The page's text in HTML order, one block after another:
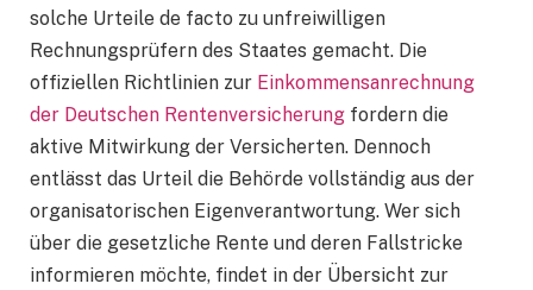
solche Urteile de facto zu unfreiwilligen
Rechnungsprüfern des Staates gemacht. Die
offiziellen Richtlinien zur Einkommensanrechnung
der Deutschen Rentenversicherung fordern die
aktive Mitwirkung der Versicherten. Dennoch
entlässt das Urteil die Behörde vollständig aus der
organisatorischen Eigenverantwortung. Wer sich
über die gesetzliche Rente und deren Fallstricke
informieren möchte, findet in der Übersicht zur